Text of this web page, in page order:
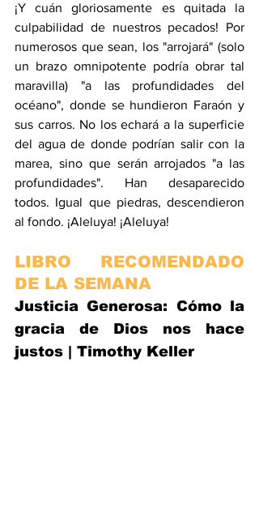
¡Y cuán gloriosamente es quitada la
culpabilidad de nuestros pecados! Por
numerosos que sean, los "arrojará" (solo
un brazo omnipotente podría obrar tal
maravilla) "a las profundidades del
océano", donde se hundieron Faraón y
sus carros. No los echará a la superficie
del agua de donde podrían salir con la
marea, sino que serán arrojados "a las
profundidades". Han desaparecido
todos. Igual que piedras, descendieron
al fondo. ¡Aleluya! ¡Aleluya!
LIBRO RECOMENDADO
DE LA SEMANA
Justicia Generosa: Cómo la
gracia de Dios nos hace
justos | Timothy Keller